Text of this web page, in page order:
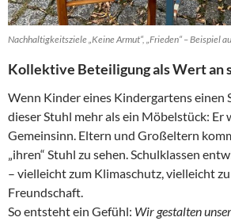
Nachhaltigkeitsziele „Keine Armut“, „Frieden“ – Beispiel
Kollektive Beteiligung als Wert an
Wenn Kinder eines Kindergartens einen
dieser Stuhl mehr als ein Möbelstück: Er
Gemeinsinn. Eltern und Großeltern
„ihren“ Stuhl zu sehen. Schulklassen
– vielleicht zum Klimaschutz, vielleicht
Freundschaft.
So entsteht ein Gefühl: Wir gestalten